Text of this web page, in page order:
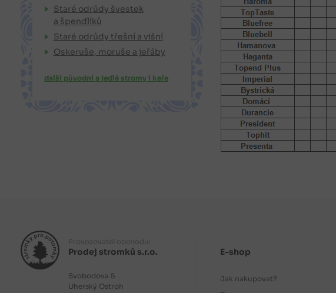
Staré odrůdy švestek
a špendlíků
Staré odrůdy třešní a višní
Oskeruše, moruše a jeřáby
další původní a jedlé stromy i keře
Provozovatel obchodu:
Prodej stromků s.r.o.
Svobodova 5
Uherský Ostroh
E-shop
Jak nakupovat?